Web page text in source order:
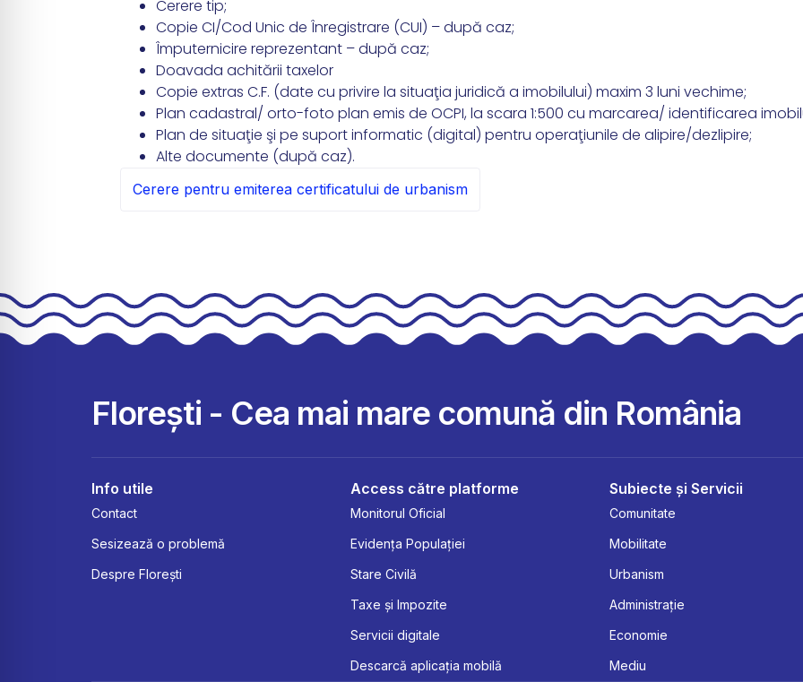
Cerere tip;
Copie CI/Cod Unic de Înregistrare (CUI) – după caz;
Împuternicire reprezentant – după caz;
Doavada achitării taxelor
Copie extras C.F. (date cu privire la situaţia juridică a imobilului) maxim 3 luni vechime;
Plan cadastral/ orto-foto plan emis de OCPI, la scara 1:500 cu marcarea/ identificarea
Plan de situaţie şi pe suport informatic (digital) pentru operaţiunile de alipire/dezlipire;
Alte documente (după caz).
Cerere pentru emiterea certificatului de urbanism
Florești - Cea mai mare comună din România
Info utile
Contact
Sesizează o problemă
Despre Florești
Access către platforme
Monitorul Oficial
Evidența Populației
Stare Civilă
Taxe și Impozite
Servicii digitale
Descarcă aplicația mobilă
Subiecte și Servicii
Comunitate
Mobilitate
Urbanism
Administrație
Economie
Mediu